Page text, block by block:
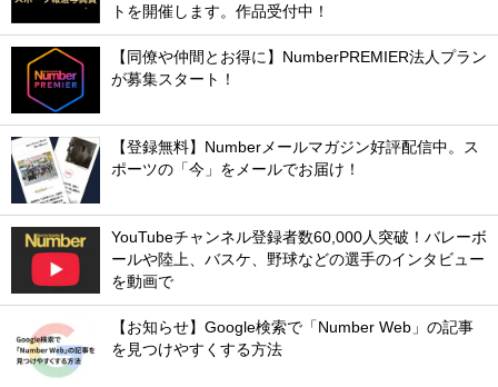
トを開催します。作品受付中！
【同僚や仲間とお得に】NumberPREMIER法人プラン
が募集スタート！
【登録無料】Numberメールマガジン好評配信中。ス
ポーツの「今」をメールでお届け！
YouTubeチャンネル登録者数60,000人突破！バレーボ
ールや陸上、バスケ、野球などの選手のインタビュー
を動画で
【お知らせ】Google検索で「Number Web」の記事
を見つけやすくする方法